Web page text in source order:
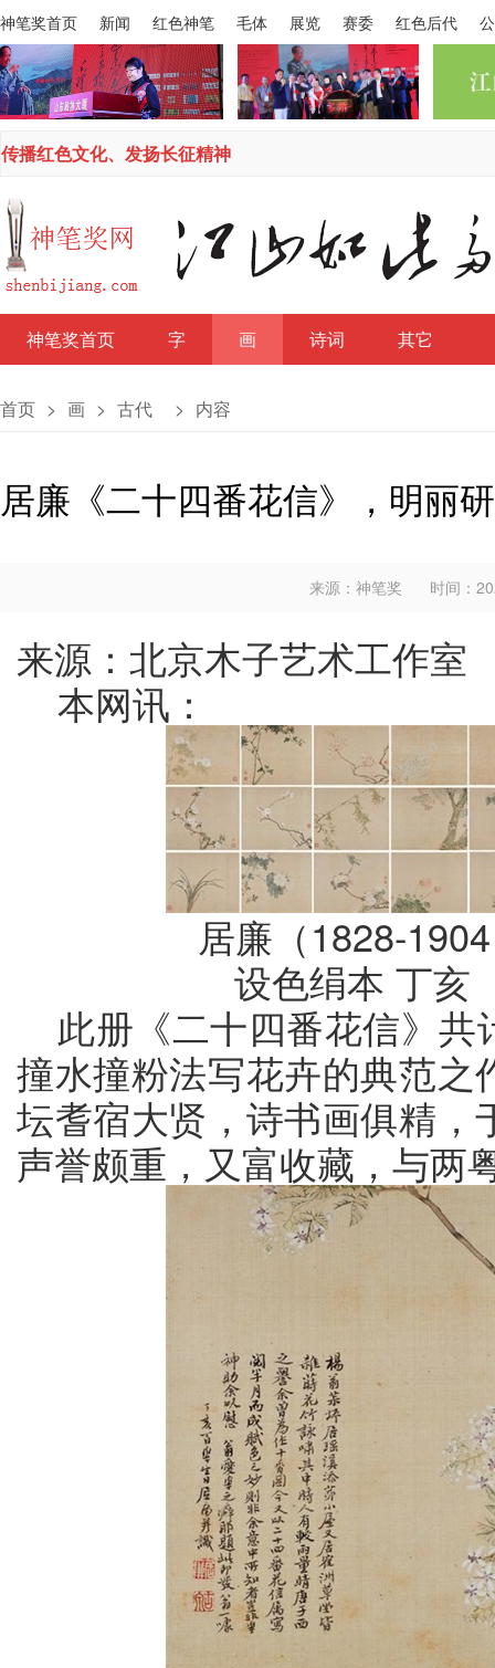
神笔奖首页 新闻 红色神笔 毛体 展览 赛委 红色后代
传播红色文化、发扬长征精神
神笔奖首页 字 画 诗词 其它
首页 > 画 > 古代 > 内容
居廉《二十四番花信》，明丽
来源：神笔奖 时间：
来源： 北京木子艺术工作室
本网讯：
居廉（1828-
设色绢本 丁亥
此册《二十四番花信》
撞水撞粉法写花卉的典范
坛耆宿大贤，诗书画俱精
声誉颇重，又富收藏，与两